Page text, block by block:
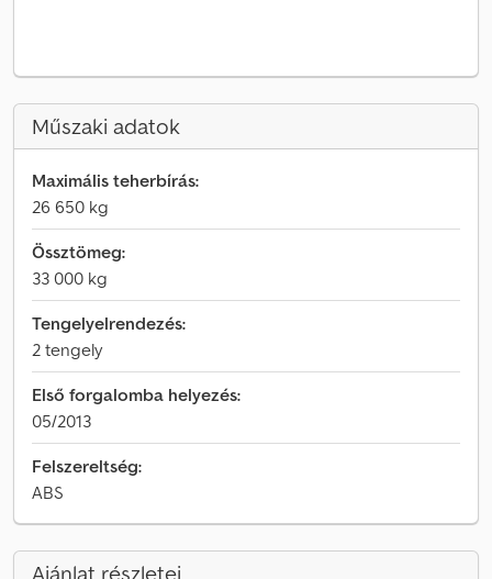
Műszaki adatok
Maximális teherbírás:
26 650 kg
Össztömeg:
33 000 kg
Tengelyelrendezés:
2 tengely
Első forgalomba helyezés:
05/2013
Felszereltség:
ABS